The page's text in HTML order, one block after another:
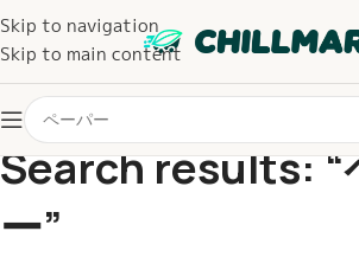
Skip to navigation
Skip to main content
Search results: “
ー”